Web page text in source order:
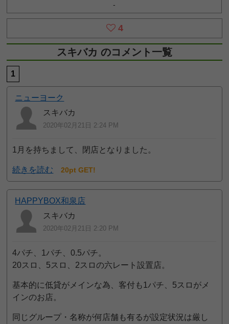
-
4
スキバカ のコメント一覧
1
ニューヨーク
スキバカ
2020年02月21日 2:24 PM
1月を持ちまして、閉店となりました。
続きを読む 20pt GET!
HAPPYBOX和泉店
スキバカ
2020年02月21日 2:20 PM
4パチ、1パチ、0.5パチ。
20スロ、5スロ、2スロの六レート設置店。
基本的に低貸がメインな為、客付も1パチ、5スロがメ
インのお店。
同じグループ・名称が何店舗も有るが設定状況は厳し